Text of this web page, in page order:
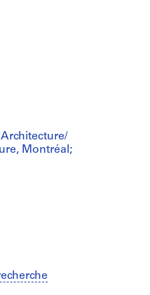
Montréal;